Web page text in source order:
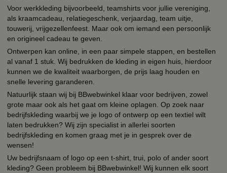
Voor werkkleding bijvoorbeeld, teamshirts voor jullie vereniging,
als kraamcadeau, relatiegeschenk, verjaardag, team uitje,
touwerij, vrijgezellenfeest. Maar ook om iemand een persoonlijk
en origineel cadeau te geven.
Ontwerpen kan online, in een paar simpele stappen, en bestellen
al vanaf 1 stuk. Wij bedrukken de kleding in eigen huis, hierdoor
kunnen we de kwaliteit waarborgen, de prijs laag houden en
snelle levering garanderen.
Natuurlijk staan wij bij BBwebwinkel klaar voor bedrijven, zowel
grote maar ook als het gaat om kleine oplagen. Op zoek naar
bedrijfskleding waarbij we je logo of ontwerp op een textiel wilt
laten bedrukken? Wij zijn specialist in allerlei soorten
bedrijfskleding en komen graag met je in gesprek over de
wensen!
Uw bedrijfsnaam of logo op een t-shirt, trui, polo of ander soort
kleding? Geen probleem bij BBwebwinkel! Wij kunnen elk soort